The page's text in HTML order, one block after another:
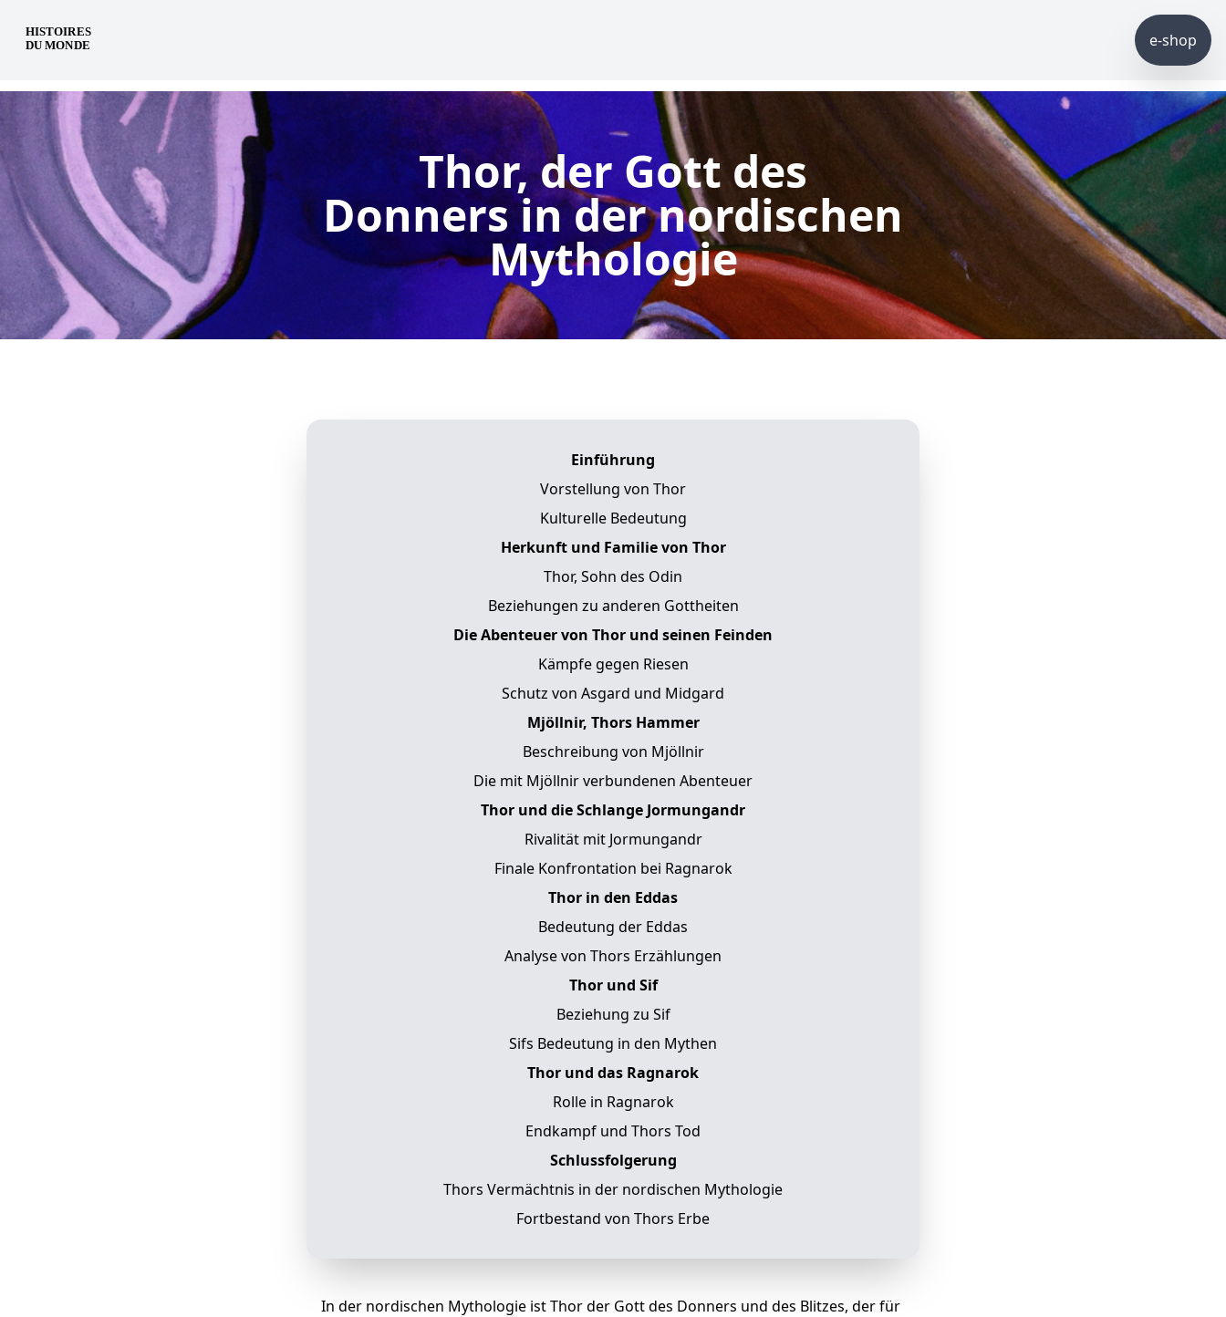
de e-shop
Thor, der Gott des
Donners in der nordischen
Mythologie
Einführung
Vorstellung von Thor
Kulturelle Bedeutung
Herkunft und Familie von Thor
Thor, Sohn des Odin
Beziehungen zu anderen Gottheiten
Die Abenteuer von Thor und seinen Feinden
Kämpfe gegen Riesen
Schutz von Asgard und Midgard
Mjöllnir, Thors Hammer
Beschreibung von Mjöllnir
Die mit Mjöllnir verbundenen Abenteuer
Thor und die Schlange Jormungandr
Rivalität mit Jormungandr
Finale Konfrontation bei Ragnarok
Thor in den Eddas
Bedeutung der Eddas
Analyse von Thors Erzählungen
Thor und Sif
Beziehung zu Sif
Sifs Bedeutung in den Mythen
Thor und das Ragnarok
Rolle in Ragnarok
Endkampf und Thors Tod
Schlussfolgerung
Thors Vermächtnis in der nordischen Mythologie
Fortbestand von Thors Erbe
In der nordischen Mythologie ist Thor der Gott des Donners und des Blitzes, der für